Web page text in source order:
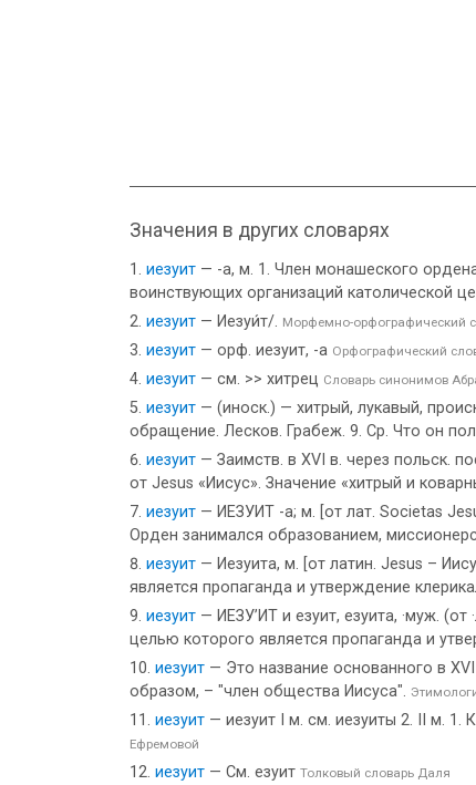
Значения в других словарях
иезуит — -а, м. 1. Член монашеского
воинствующих организаций католической
иезуит — Иезуи́т/. Морфемно-орфографический
иезуит — орф. иезуит, -а Орфографический
иезуит — см. >> хитрец Словарь синонимов
иезуит — (иноск.) — хитрый, лукавый,
обращение. Лесков. Грабеж. 9. Ср. Что он
иезуит — Заимств. в XVI в. через польск.
от Jesus «Иисус». Значение «хитрый и
иезуит — ИЕЗУИТ -а; м. [от лат. Societas
Орден занимался образованием,
иезуит — Иезуита, м. [от латин. Jesus –
является пропаганда и утверждение
иезуит — ИЕЗУ’ИТ и езуит, езуита, ·муж.
целью которого является пропаганда и
иезуит — Это название основанного в
образом, – "член общества Иисуса".
иезуит — иезуит I м. см. иезуиты 2. II м.
Ефремовой
иезуит — См. езуит Толковый словарь Даля